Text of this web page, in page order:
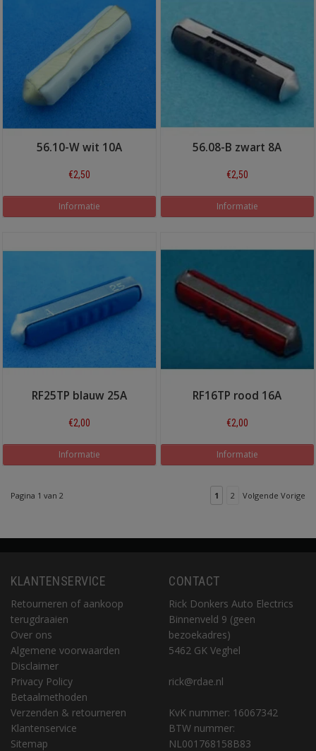
56.10-W wit 10A
€2,50
Informatie
56.08-B zwart 8A
€2,50
Informatie
RF25TP blauw 25A
€2,00
Informatie
RF16TP rood 16A
€2,00
Informatie
Pagina 1 van 2 1 2 Volgende Vorige
KLANTENSERVICE
Retourneren of aankoop
terugdraaien
Over ons
Algemene voorwaarden
Disclaimer
Privacy Policy
Betaalmethoden
Verzenden & retourneren
Klantenservice
Sitemap
CONTACT
Rick Donkers Auto Electrics
Binnenveld 9 (geen
bezoekadres)
5462 GK Veghel
rick@rdae.nl
KvK nummer: 16067342
BTW nummer:
NL001768158B83